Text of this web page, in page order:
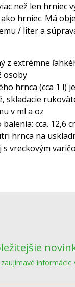
než len hrniec
hrniec. Má
/ liter a
z extrémne
osoby
hrnca (cca 1 l)
skladacie
v ml a oz
cca. 12,6
hrnca na
s vreckovým
informácie